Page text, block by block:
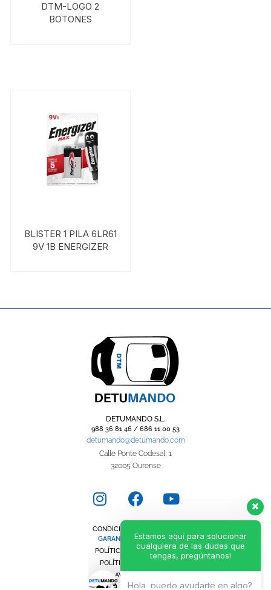
DTM-LOGO 2
BOTONES
BLISTER 1 PILA 6LR61
9V 1B ENERGIZER
DETUMANDO S.L.
988 36 81 46 / 686 11 00 53
detumando@detumando.com
Calle Ponte Codesal, 1
32005 Ourense
CONDICIONES GENERALES
GARANTÍA DE POR VIDA
POLÍTICA DE PRIVACIDAD
POLÍTICA DE COOKIES
AVISO LEGAL
cualquiera de las dudas que
tengas, pregúntanos!
Hola, puedo ayudarte en algo?